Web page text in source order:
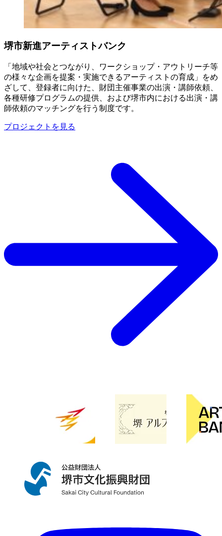
堺市新進アーティストバンク
「地域や社会とつながり、ワークショップ・アウトリーチ等
の様々な企画を提案・実施できるアーティストの育成」をめ
ざして、登録者に向けた、財団主催事業の出演・講師依頼、
各種研修プログラムの提供、および堺市内における出演・講
師依頼のマッチングを行う制度です。
プロジェクトを見る